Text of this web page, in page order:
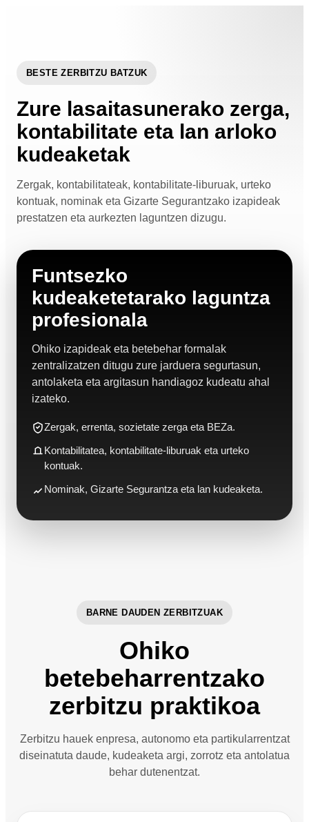
BESTE ZERBITZU BATZUK
Zure lasaitasunerako zerga,
kontabilitate eta lan arloko
kudeaketak
Zergak, kontabilitateak, kontabilitate-liburuak, urteko
kontuak, nominak eta Gizarte Segurantzako izapideak
prestatzen eta aurkezten laguntzen dizugu.
Funtsezko
kudeaketetarako laguntza
profesionala
Ohiko izapideak eta betebehar formalak
zentralizatzen ditugu zure jarduera segurtasun,
antolaketa eta argitasun handiagoz kudeatu ahal
izateko.
Zergak, errenta, sozietate zerga eta BEZa.
Kontabilitatea, kontabilitate-liburuak eta urteko
kontuak.
Nominak, Gizarte Segurantza eta lan kudeaketa.
BARNE DAUDEN ZERBITZUAK
Ohiko
betebeharrentzako
zerbitzu praktikoa
Zerbitzu hauek enpresa, autonomo eta partikularrentzat
diseinatuta daude, kudeaketa argi, zorrotz eta antolatua
behar dutenentzat.